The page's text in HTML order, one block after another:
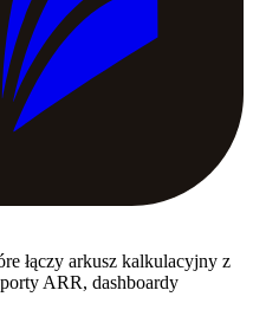
łączy arkusz kalkulacyjny z
ARR, dashboardy